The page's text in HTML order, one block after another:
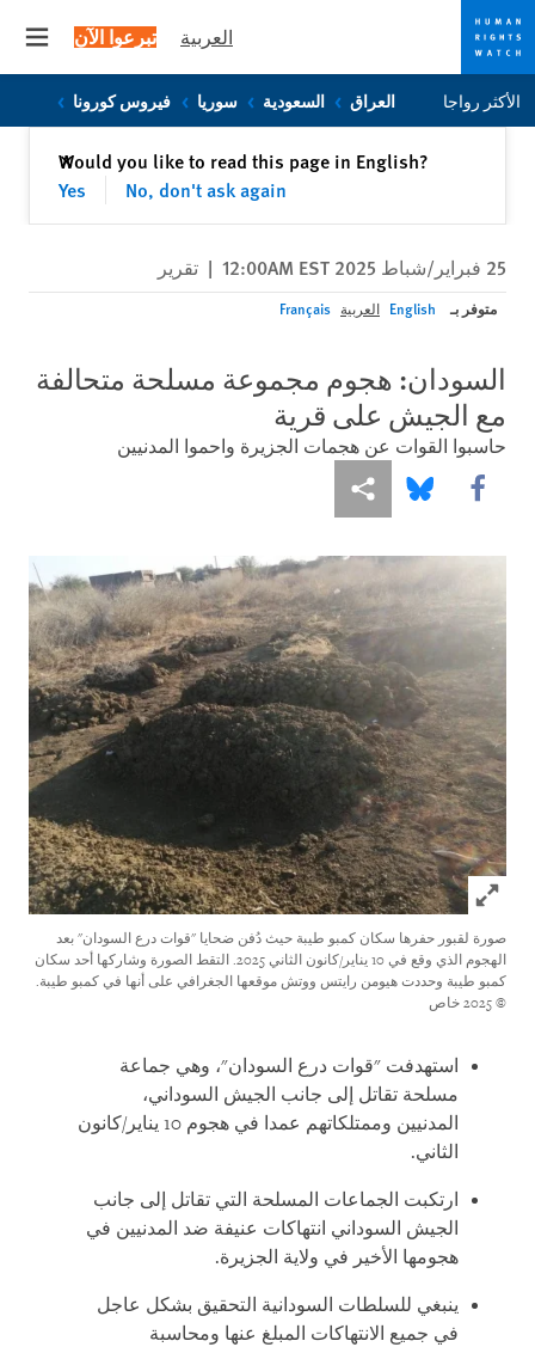
Skip
to
Skip
to
العربية تبرعوا الآن
الأكثر رواجا العراق السعودية سوريا فيروس كورونا
Would you like to read this page in English?
Yes
No, don't ask again
✕إغلاق
25 فبراير/شباط 2025 12:00AM EST | تقرير
متوفر بـ English العربية Français
السودان: هجوم مجموعة مسلحة متحالفة
مع الجيش على قرية
حاسبوا القوات عن هجمات الجزيرة واحموا المدنيين
Share this via Facebook
Share this via Bluesky
Share this via مشاركة
Click to expand Image
صورة لقبور حفرها سكان كمبو طيبة حيث دُفن ضحايا "قوات درع السودان" بعد
الهجوم الذي وقع في 10 يناير/كانون الثاني 2025. التقط الصورة وشاركها أحد سكان
كمبو طيبة وحددت هيومن رايتس ووتش موقعها الجغرافي على أنها في كمبو طيبة.
© 2025 خاص
استهدفت "قوات درع السودان"، وهي جماعة
مسلحة تقاتل إلى جانب الجيش السوداني،
المدنيين وممتلكاتهم عمدا في هجوم 10 يناير/كانون
الثاني.
ارتكبت الجماعات المسلحة التي تقاتل إلى جانب
الجيش السوداني انتهاكات عنيفة ضد المدنيين في
هجومها الأخير في ولاية الجزيرة.
ينبغي للسلطات السودانية التحقيق بشكل عاجل
في جميع الانتهاكات المبلغ عنها ومحاسبة